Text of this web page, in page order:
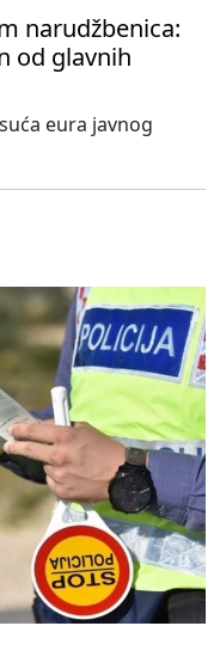
narudžbenica:
od glavnih
eura javnog